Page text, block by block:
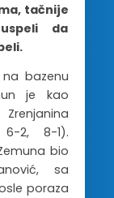
tačnije
da
bazenu
je kao
2, 8-1).
bio
sa
poraza